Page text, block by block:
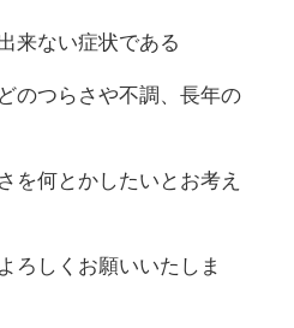
来ない症状である
のつらさや不調、長年の
を何とかしたいとお考え
ろしくお願いいたしま